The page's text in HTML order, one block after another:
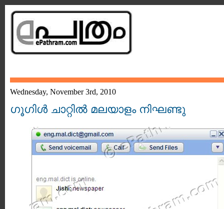
Wednesday, November 3rd, 2010
ഗൂഗിള്‍ ചാറ്റില്‍ മലയാളം നിഘണ്ടു